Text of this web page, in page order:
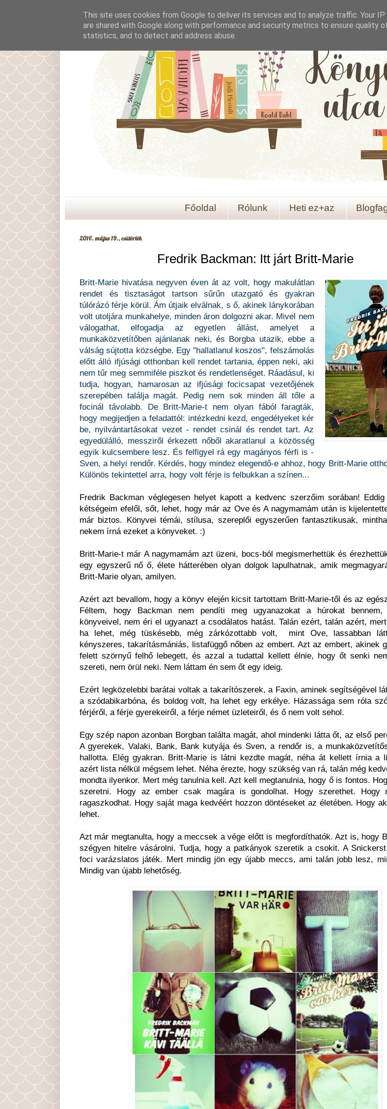
Főoldal Rólunk Heti ez+az
2016. május 19., csütörtök
Fredrik Backman: Itt járt Britt-Marie
Britt-Marie hivatása negyven éven át az volt, hogy makulátlan
rendet és tisztaságot tartson sűrűn utazgató és gyakran
túlórázó férje körül. Ám útjaik elválnak, s ő, akinek lánykorában
volt utoljára munkahelye, minden áron dolgozni akar. Mivel nem
válogathat, elfogadja az egyetlen állást, amelyet a
munkaközvetítőben ajánlanak neki, és Borgba utazik, ebbe a
válság sújtotta községbe. Egy "hallatlanul koszos", felszámolás
előtt álló ifjúsági otthonban kell rendet tartania, éppen neki, aki
nem tűr meg semmiféle piszkot és rendetlenséget. Ráadásul, ki
tudja, hogyan, hamarosan az ifjúsági focicsapat vezetőjének
szerepében találja magát. Pedig nem sok minden áll tőle a
focinál távolabb. De Britt-Marie-t nem olyan fából faragták,
hogy megijedjen a feladattól: intézkedni kezd, engedélyeket kér
be, nyilvántartásokat vezet - rendet csinál és rendet tart. Az
egyedülálló, messziről érkezett nőből akaratlanul a közösség
egyik kulcsembere lesz. És felfigyel rá egy magányos férfi is -
Sven, a helyi rendőr. Kérdés, hogy mindez elegendő-e ahhoz, hogy Britt-Marie
Különös tekintettel arra, hogy volt férje is felbukkan a színen...
Fredrik Backman véglegesen helyet kapott a kedvenc szerzőim sorában!
kétségeim efelől, sőt, lehet, hogy már az Ove és A nagymamám után is
már biztos. Könyvei témái, stílusa, szereplői egyszerűen fantasztikusak,
nekem írná ezeket a könyveket. :)
Britt-Marie-t már A nagymamám azt üzeni, bocs-ból megismerhettük és
egy egyszerű nő ő, élete hátterében olyan dolgok lapulhatnak, amik
Britt-Marie olyan, amilyen.
Azért azt bevallom, hogy a könyv elején kicsit tartottam Britt-Marie-től és az
Féltem, hogy Backman nem pendíti meg ugyanazokat a húrokat
könyveivel, nem éri el ugyanazt a csodálatos hatást. Talán ezért, talán azért,
ha lehet, még tüskésebb, még zárkózottabb volt, mint Ove, lassabban
kényszeres, takarításmániás, listafüggő nőben az embert. Azt az embert, akinek
felett szörnyű felhő lebegett, és azzal a tudattal kellett élnie, hogy őt senki
szereti, nem örül neki. Nem láttam én sem őt egy ideig.
Ezért legközelebbi barátai voltak a takarítószerek, a Faxin, aminek segítségével
a szódabikarbóna, és boldog volt, ha lehet egy erkélye. Házassága sem róla
férjéről, a férje gyerekeiről, a férje német üzleteiről, és ő nem volt sehol.
Egy szép napon azonban Borgban találta magát, ahol mindenki látta őt, az első
A gyerekek, Valaki, Bank, Bank kutyája és Sven, a rendőr is, a
hallotta. Elég gyakran. Britt-Marie is látni kezdte magát, néha át kellett írnia a
azért lista nélkül mégsem lehet. Néha érezte, hogy szükség van rá, talán még
mondta ilyenkor. Mert még tanulnia kell. Azt kell megtanulnia, hogy ő is fontos.
szeretni. Hogy az ember csak magára is gondolhat. Hogy szerethet. Hogy
ragaszkodhat. Hogy saját maga kedvéért hozzon döntéseket az életében. Hogy
lehet.
Azt már megtanulta, hogy a meccsek a vége előtt is megfordíthatók. Azt is, hogy
szégyen hitelre vásárolni. Tudja, hogy a patkányok szeretik a csokit. A
foci varázslatos játék. Mert mindig jön egy újabb meccs, ami talán jobb lesz,
Mindig van újabb lehetőség.
This site uses cookies from Google to deliver its services and to analyze traffic. Your
are shared with Google along with performance and security metrics to ensure quality
statistics, and to detect and address abuse.